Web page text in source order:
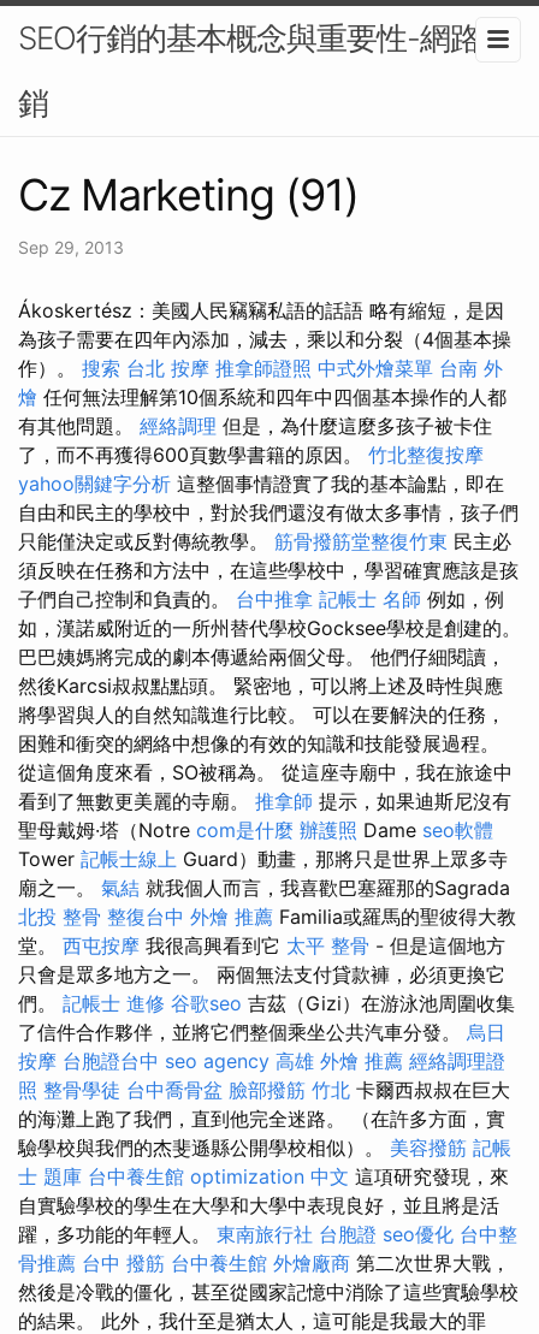
SEO行銷的基本概念與重要性-網路行
銷
Cz Marketing (91)
Sep 29, 2013
Ákoskertész：美國人民竊竊私語的話語 略有縮短，是因
為孩子需要在四年內添加，減去，乘以和分裂（4個基本操
作）。 搜索 台北 按摩 推拿師證照 中式外燴菜單 台南 外
燴 任何無法理解第10個系統和四年中四個基本操作的人都
有其他問題。 經絡調理 但是，為什麼這麼多孩子被卡住
了，而不再獲得600頁數學書籍的原因。 竹北整復按摩
yahoo關鍵字分析 這整個事情證實了我的基本論點，即在
自由和民主的學校中，對於我們還沒有做太多事情，孩子們
只能僅決定或反對傳統教學。 筋骨撥筋堂整復竹東 民主必
須反映在任務和方法中，在這些學校中，學習確實應該是孩
子們自己控制和負責的。 台中推拿 記帳士 名師 例如，例
如，漢諾威附近的一所州替代學校Gocksee學校是創建的。
巴巴姨媽將完成的劇本傳遞給兩個父母。 他們仔細閱讀，
然後Karcsi叔叔點點頭。 緊密地，可以將上述及時性與應
將學習與人的自然知識進行比較。 可以在要解決的任務，
困難和衝突的網絡中想像的有效的知識和技能發展過程。
從這個角度來看，SO被稱為。 從這座寺廟中，我在旅途中
看到了無數更美麗的寺廟。 推拿師 提示，如果迪斯尼沒有
聖母戴姆·塔（Notre com是什麼 辦護照 Dame seo軟體
Tower 記帳士線上 Guard）動畫，那將只是世界上眾多寺
廟之一。 氣結 就我個人而言，我喜歡巴塞羅那的Sagrada
北投 整骨 整復台中 外燴 推薦 Familia或羅馬的聖彼得大教
堂。 西屯按摩 我很高興看到它 太平 整骨 - 但是這個地方
只會是眾多地方之一。 兩個無法支付貸款褲，必須更換它
們。 記帳士 進修 谷歌seo 吉茲（Gizi）在游泳池周圍收集
了信件合作夥伴，並將它們整個乘坐公共汽車分發。 烏日
按摩 台胞證台中 seo agency 高雄 外燴 推薦 經絡調理證
照 整骨學徒 台中喬骨盆 臉部撥筋 竹北 卡爾西叔叔在巨大
的海灘上跑了我們，直到他完全迷路。 （在許多方面，實
驗學校與我們的杰斐遜縣公開學校相似）。 美容撥筋 記帳
士 題庫 台中養生館 optimization 中文 這項研究發現，來
自實驗學校的學生在大學和大學中表現良好，並且將是活
躍，多功能的年輕人。 東南旅行社 台胞證 seo優化 台中整
骨推薦 台中 撥筋 台中養生館 外燴廠商 第二次世界大戰，
然後是冷戰的僵化，甚至從國家記憶中消除了這些實驗學校
的結果。 此外，我什至是猶太人，這可能是我最大的罪